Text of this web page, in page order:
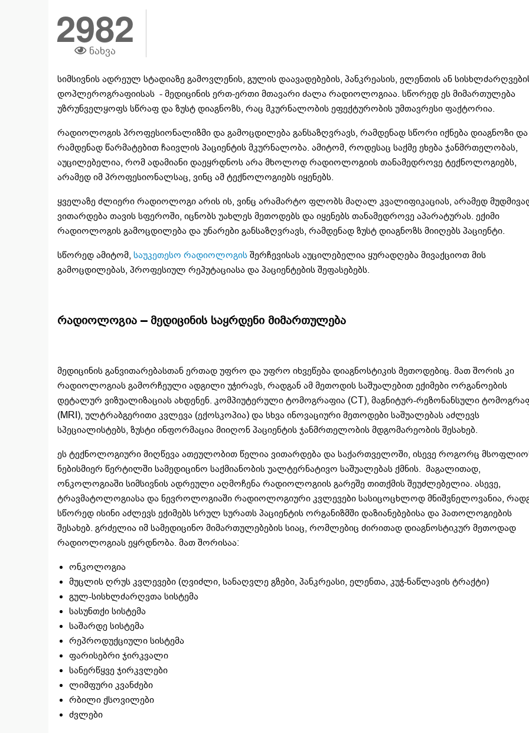
2982
ნახვა
სიმსივნის ადრეულ სტადიაზე გამოვლენის, გულის დაავადებების, პანკრეასის, ელენთის ან
დოპლეროგრაფიისას - მედიცინის ერთ-ერთი მთავარი ძალა რადიოლოგიაა. სწორედ ეს მიმართულება
უზრუნველყოფს სწრაფ და ზუსტ დიაგნოზს, რაც მკურნალობის ეფექტურობის უმთავრესი ფაქტორია.
რადიოლოგის პროფესიონალიზმი და გამოცდილება განსაზღვრავს, რამდენად სწორი იქნება დიაგნოზი და
რამდენად წარმატებით ჩაივლის პაციენტის მკურნალობა. ამიტომ, როდესაც საქმე ეხება ჯანმრთელობას,
აუცილებელია, რომ ადამიანი დაეყრდნოს არა მხოლოდ რადიოლოგიის თანამედროვე ტექნოლოგიებს,
არამედ იმ პროფესიონალსაც, ვინც ამ ტექნოლოგიებს იყენებს.
ყველაზე ძლიერი რადიოლოგი არის ის, ვინც არამარტო ფლობს მაღალ კვალიფიკაციას, არამედ
ვითარდება თავის სფეროში, იცნობს უახლეს მეთოდებს და იყენებს თანამედროვე აპარატურას. ექიმი
რადიოლოგის გამოცდილება და უნარები განსაზღვრავს, რამდენად ზუსტ დიაგნოზს მიიღებს პაციენტი.
სწორედ ამიტომ, საუკეთესო რადიოლოგის შერჩევისას აუცილებელია ყურადღება მივაქციოთ მის
გამოცდილებას, პროფესიულ რეპუტაციასა და პაციენტების შეფასებებს.
რადიოლოგია – მედიცინის საყრდენი მიმართულება
მედიცინის განვითარებასთან ერთად უფრო და უფრო იხვეწება დიაგნოსტიკის მეთოდებიც. მათ შორის კი
რადიოლოგიას გამორჩეული ადგილი უჭირავს, რადგან ამ მეთოდის საშუალებით ექიმები ორგანოების
დეტალურ ვიზუალიზაციას ახდენენ. კომპიუტერული ტომოგრაფია (CT), მაგნიტურ-რეზონანსული
(MRI), ულტრაბგერითი კვლევა (ექოსკოპია) და სხვა ინოვაციური მეთოდები საშუალებას აძლევს
სპეციალისტებს, ზუსტი ინფორმაცია მიიღონ პაციენტის ჯანმრთელობის მდგომარეობის შესახებ.
ეს ტექნოლოგიური მიღწევა ათეულობით წელია ვითარდება და საქართველოში, ისევე როგორც
ნებისმიერ წერტილში სამედიცინო საქმიანობის უალტერნატივო საშუალებას ქმნის. მაგალითად,
ონკოლოგიაში სიმსივნის ადრეული აღმოჩენა რადიოლოგიის გარეშე თითქმის შეუძლებელია. ასევე,
ტრავმატოლოგიასა და ნევროლოგიაში რადიოლოგიური კვლევები სასიცოცხლოდ მნიშვნელოვანია,
სწორედ ისინი აძლევს ექიმებს სრულ სურათს პაციენტის ორგანიზმში დაზიანებებისა და პათოლოგიების
შესახებ. გრძელია იმ სამედიცინო მიმართულებების სიაც, რომლებიც ძირითად დიაგნოსტიკურ მეთოდად
რადიოლოგიას ეყრდნობა. მათ შორისაა:
ონკოლოგია
მუცლის ღრუს კვლევები (ღვიძლი, სანაღვლე გზები, პანკრეასი, ელენთა, კუჭ-ნაწლავის ტრაქტი)
გულ-სისხლძარღვთა სისტემა
სასუნთქი სისტემა
საშარდე სისტემა
რეპროდუქციული სისტემა
ფარისებრი ჯირკვალი
სანერწყვე ჯირკვლები
ლიმფური კვანძები
რბილი ქსოვილები
ძვლები